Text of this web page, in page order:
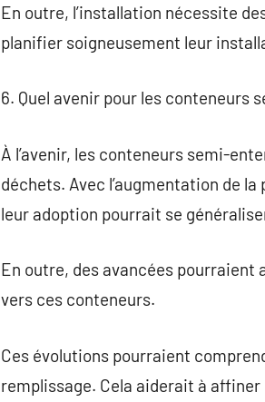
En outre, l’installation nécessite
planifier soigneusement leur
6. Quel avenir pour les conteneurs
À l’avenir, les conteneurs semi-
déchets. Avec l’augmentation de
leur adoption pourrait se
En outre, des avancées pourraient
vers ces conteneurs.
Ces évolutions pourraient
remplissage. Cela aiderait à